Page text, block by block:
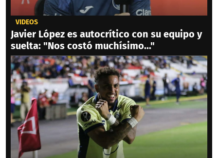
VIDEOS
Javier López es autocrítico con su equipo y
suelta: "Nos costó muchísimo..."